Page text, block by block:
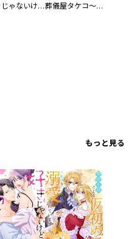
好きじゃないけど、抱いてください【電子単行本版／特典おまけ付き】 葬儀屋タケコ～あなたの最期、叶えます【電子単行本版】
もっと見る